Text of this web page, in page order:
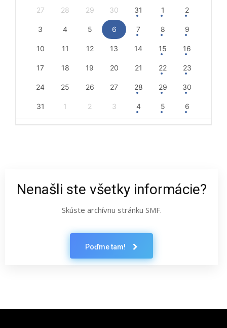
27 28 29 30 31 1 2
3 4 5 6 7 8 9
10 11 12 13 14 15 16
17 18 19 20 21 22 23
24 25 26 27 28 29 30
31 1 2 3 4 5 6
Nenašli ste všetky informácie?
Skúste archívnu stránku SMF.
Poďme tam!